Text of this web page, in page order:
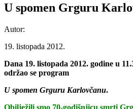
U spomen Grguru
Autor:
19. listopada 2012.
Dana 19. listopada 2012. godine u
održao se program
U spomen Grguru Karlovčanu.
Obilježili smo 70-godišnjicu smrti